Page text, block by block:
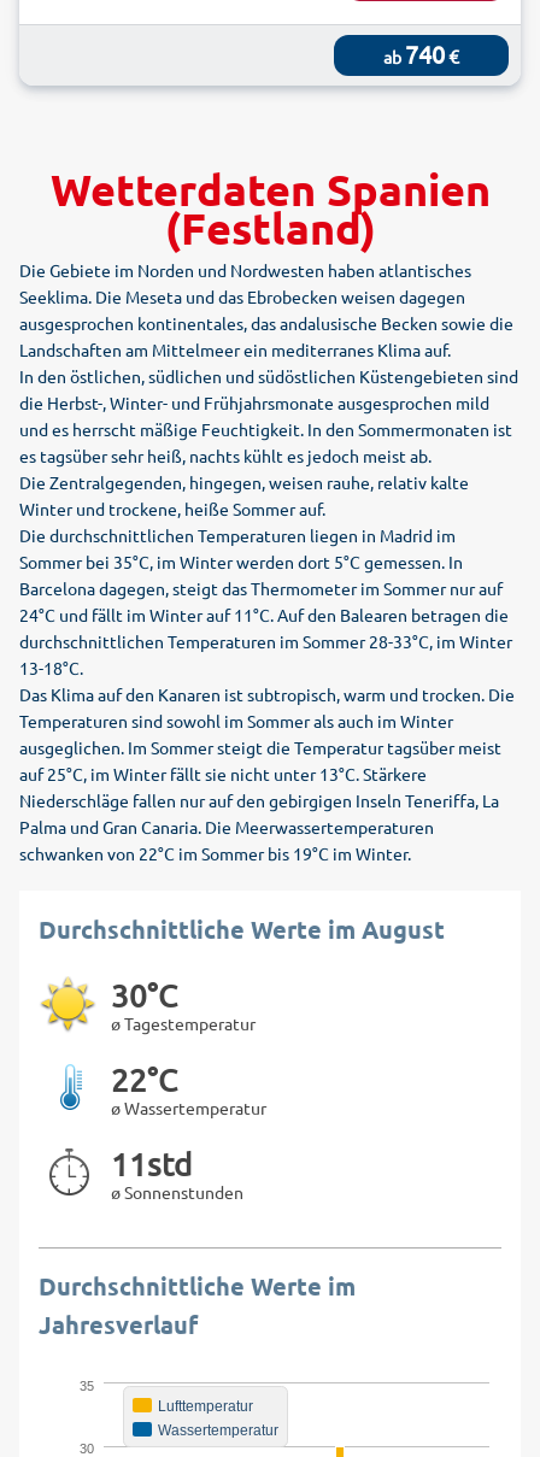
ab 740€
Wetterdaten Spanien
(Festland)
Die Gebiete im Norden und Nordwesten haben atlantisches
Seeklima. Die Meseta und das Ebrobecken weisen dagegen
ausgesprochen kontinentales, das andalusische Becken sowie die
Landschaften am Mittelmeer ein mediterranes Klima auf.
In den östlichen, südlichen und südöstlichen Küstengebieten sind
die Herbst-, Winter- und Frühjahrsmonate ausgesprochen mild
und es herrscht mäßige Feuchtigkeit. In den Sommermonaten ist
es tagsüber sehr heiß, nachts kühlt es jedoch meist ab.
Die Zentralgegenden, hingegen, weisen rauhe, relativ kalte
Winter und trockene, heiße Sommer auf.
Die durchschnittlichen Temperaturen liegen in Madrid im
Sommer bei 35°C, im Winter werden dort 5°C gemessen. In
Barcelona dagegen, steigt das Thermometer im Sommer nur auf
24°C und fällt im Winter auf 11°C. Auf den Balearen betragen die
durchschnittlichen Temperaturen im Sommer 28-33°C, im Winter
13-18°C.
Das Klima auf den Kanaren ist subtropisch, warm und trocken. Die
Temperaturen sind sowohl im Sommer als auch im Winter
ausgeglichen. Im Sommer steigt die Temperatur tagsüber meist
auf 25°C, im Winter fällt sie nicht unter 13°C. Stärkere
Niederschläge fallen nur auf den gebirgigen Inseln Teneriffa, La
Palma und Gran Canaria. Die Meerwassertemperaturen
schwanken von 22°C im Sommer bis 19°C im Winter.
Durchschnittliche Werte im August
30°C
ø Tagestemperatur
22°C
ø Wassertemperatur
11std
ø Sonnenstunden
Durchschnittliche Werte im
Jahresverlauf
Lufttemperatur
Wassertemperatur
30
35